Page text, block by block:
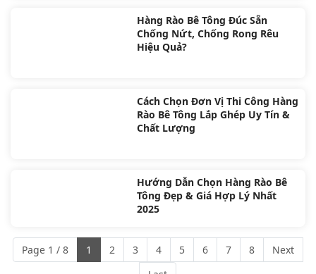
Hàng Rào Bê Tông Đúc Sẵn
Chống Nứt, Chống Rong Rêu
Hiệu Quả?
Cách Chọn Đơn Vị Thi Công Hàng
Rào Bê Tông Lắp Ghép Uy Tín &
Chất Lượng
Hướng Dẫn Chọn Hàng Rào Bê
Tông Đẹp & Giá Hợp Lý Nhất
2025
Page 1 / 8 1 2 3 4 5 6 7 8
Next